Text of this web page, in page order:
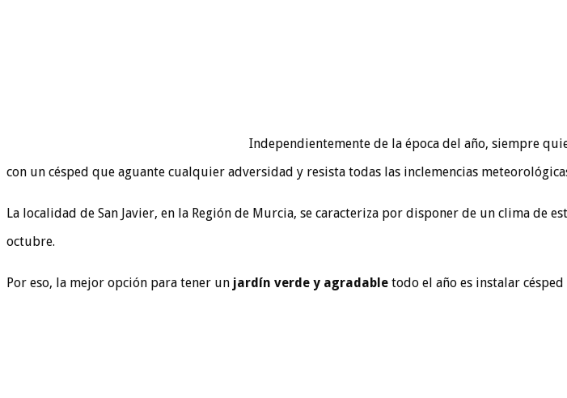
Independientemente de la época del año, siempre
con un césped que aguante cualquier adversidad y resista todas las inclemencias
La localidad de San Javier, en la Región de Murcia, se caracteriza por disponer de un clima de
octubre.
Por eso, la mejor opción para tener un jardín verde y agradable todo el año es instalar